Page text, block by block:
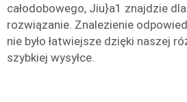
całodobowego, Jiu}a1 znajdzie
rozwiązanie. Znalezienie
nie było łatwiejsze dzięki naszej
szybkiej wysyłce.